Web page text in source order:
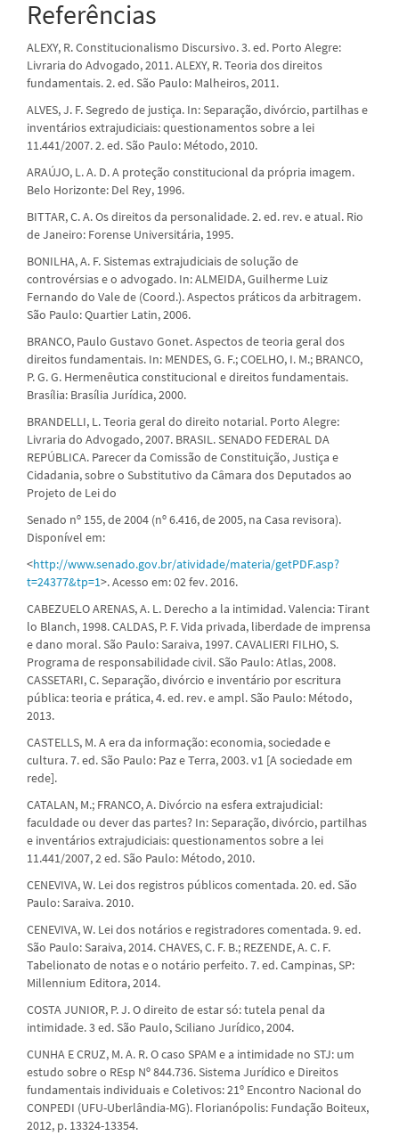
Referências
ALEXY, R. Constitucionalismo Discursivo. 3. ed. Porto Alegre:
Livraria do Advogado, 2011. ALEXY, R. Teoria dos direitos
fundamentais. 2. ed. São Paulo: Malheiros, 2011.
ALVES, J. F. Segredo de justiça. In: Separação, divórcio, partilhas e
inventários extrajudiciais: questionamentos sobre a lei
11.441/2007. 2. ed. São Paulo: Método, 2010.
ARAÚJO, L. A. D. A proteção constitucional da própria imagem.
Belo Horizonte: Del Rey, 1996.
BITTAR, C. A. Os direitos da personalidade. 2. ed. rev. e atual. Rio
de Janeiro: Forense Universitária, 1995.
BONILHA, A. F. Sistemas extrajudiciais de solução de
controvérsias e o advogado. In: ALMEIDA, Guilherme Luiz
Fernando do Vale de (Coord.). Aspectos práticos da arbitragem.
São Paulo: Quartier Latin, 2006.
BRANCO, Paulo Gustavo Gonet. Aspectos de teoria geral dos
direitos fundamentais. In: MENDES, G. F.; COELHO, I. M.; BRANCO,
P. G. G. Hermenêutica constitucional e direitos fundamentais.
Brasília: Brasília Jurídica, 2000.
BRANDELLI, L. Teoria geral do direito notarial. Porto Alegre:
Livraria do Advogado, 2007. BRASIL. SENADO FEDERAL DA
REPÚBLICA. Parecer da Comissão de Constituição, Justiça e
Cidadania, sobre o Substitutivo da Câmara dos Deputados ao
Projeto de Lei do
Senado nº 155, de 2004 (nº 6.416, de 2005, na Casa revisora).
Disponível em:
<http://www.senado.gov.br/atividade/materia/getPDF.asp?
t=24377&tp=1>. Acesso em: 02 fev. 2016.
CABEZUELO ARENAS, A. L. Derecho a la intimidad. Valencia: Tirant
lo Blanch, 1998. CALDAS, P. F. Vida privada, liberdade de imprensa
e dano moral. São Paulo: Saraiva, 1997. CAVALIERI FILHO, S.
Programa de responsabilidade civil. São Paulo: Atlas, 2008.
CASSETARI, C. Separação, divórcio e inventário por escritura
pública: teoria e prática, 4. ed. rev. e ampl. São Paulo: Método,
2013.
CASTELLS, M. A era da informação: economia, sociedade e
cultura. 7. ed. São Paulo: Paz e Terra, 2003. v1 [A sociedade em
rede].
CATALAN, M.; FRANCO, A. Divórcio na esfera extrajudicial:
faculdade ou dever das partes? In: Separação, divórcio, partilhas
e inventários extrajudiciais: questionamentos sobre a lei
11.441/2007, 2 ed. São Paulo: Método, 2010.
CENEVIVA, W. Lei dos registros públicos comentada. 20. ed. São
Paulo: Saraiva. 2010.
CENEVIVA, W. Lei dos notários e registradores comentada. 9. ed.
São Paulo: Saraiva, 2014. CHAVES, C. F. B.; REZENDE, A. C. F.
Tabelionato de notas e o notário perfeito. 7. ed. Campinas, SP:
Millennium Editora, 2014.
COSTA JUNIOR, P. J. O direito de estar só: tutela penal da
intimidade. 3 ed. São Paulo, Sciliano Jurídico, 2004.
CUNHA E CRUZ, M. A. R. O caso SPAM e a intimidade no STJ: um
estudo sobre o REsp Nº 844.736. Sistema Jurídico e Direitos
fundamentais individuais e Coletivos: 21º Encontro Nacional do
CONPEDI (UFU-Uberlândia-MG). Florianópolis: Fundação Boiteux,
2012, p. 13324-13354.